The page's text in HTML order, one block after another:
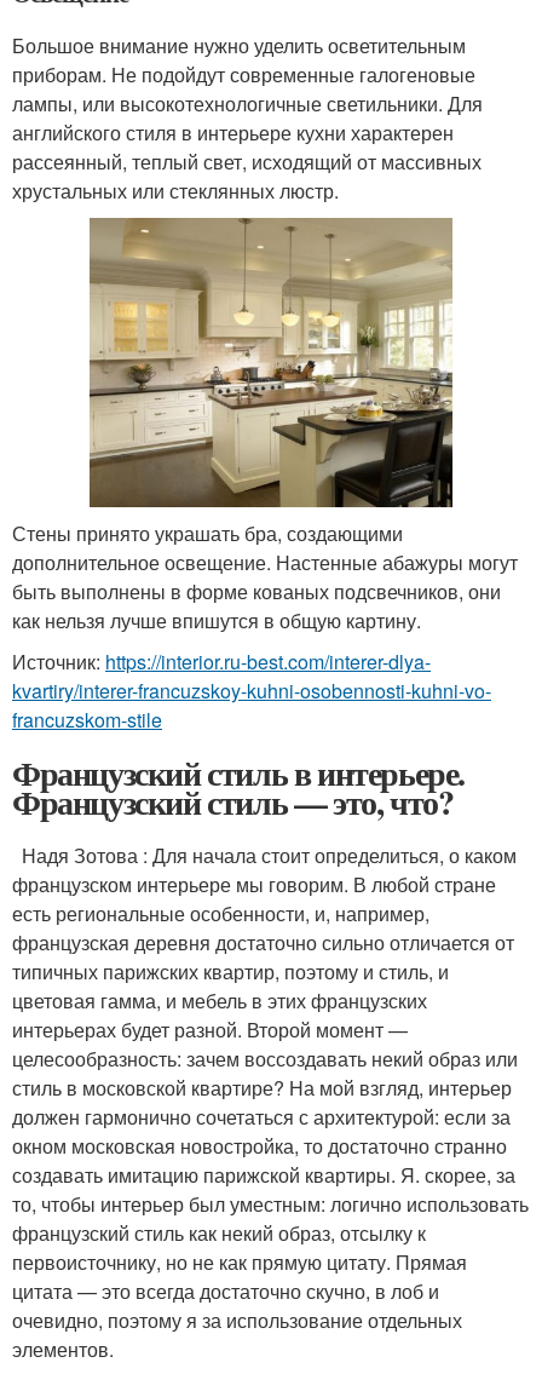
Большое внимание нужно уделить осветительным
приборам. Не подойдут современные галогеновые
лампы, или высокотехнологичные светильники. Для
английского стиля в интерьере кухни характерен
рассеянный, теплый свет, исходящий от массивных
хрустальных или стеклянных люстр.
Стены принято украшать бра, создающими
дополнительное освещение. Настенные абажуры могут
быть выполнены в форме кованых подсвечников, они
как нельзя лучше впишутся в общую картину.
Источник: https://interior.ru-best.com/interer-dlya-
kvartiry/interer-francuzskoy-kuhni-osobennosti-kuhni-vo-
francuzskom-stile
Французский стиль в интерьере.
Французский стиль — это, что?
Надя Зотова : Для начала стоит определиться, о каком
французском интерьере мы говорим. В любой стране
есть региональные особенности, и, например,
французская деревня достаточно сильно отличается от
типичных парижских квартир, поэтому и стиль, и
цветовая гамма, и мебель в этих французских
интерьерах будет разной. Второй момент —
целесообразность: зачем воссоздавать некий образ или
стиль в московской квартире? На мой взгляд, интерьер
должен гармонично сочетаться с архитектурой: если за
окном московская новостройка, то достаточно странно
создавать имитацию парижской квартиры. Я. скорее, за
то, чтобы интерьер был уместным: логично использовать
французский стиль как некий образ, отсылку к
первоисточнику, но не как прямую цитату. Прямая
цитата — это всегда достаточно скучно, в лоб и
очевидно, поэтому я за использование отдельных
элементов.